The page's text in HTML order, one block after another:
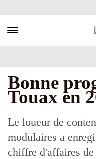
au
principal
Toggle navigation
Bonne
Touax en
Le loueur de
modulaires a
chiffre d'affaires